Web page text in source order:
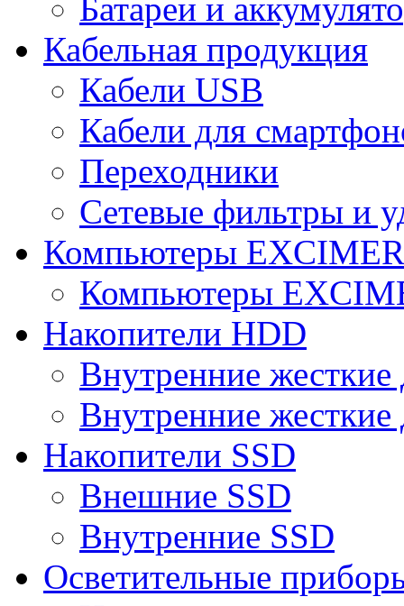
Батареи и
Кабельная продукция
Кабели USB
Кабели для
Переходники
Сетевые фильтры и
Компьютеры
Компьютеры
Накопители HDD
Внутренние
Внутренние
Накопители SSD
Внешние SSD
Внутренние SSD
Осветительные